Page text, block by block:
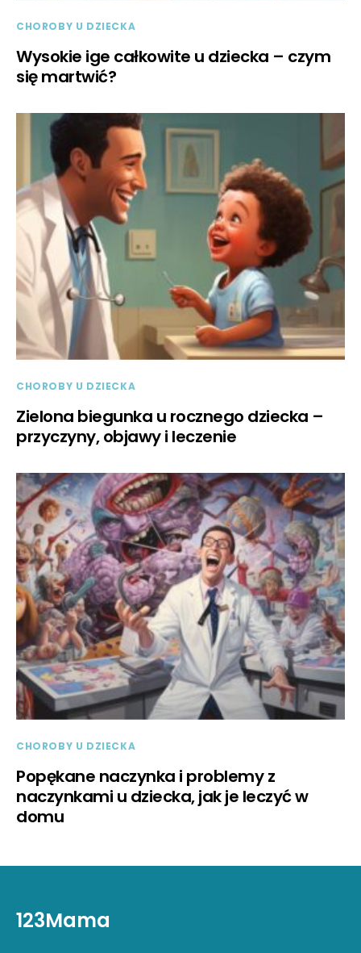
CHOROBY U DZIECKA
Wysokie ige całkowite u dziecka – czym
się martwić?
CHOROBY U DZIECKA
Zielona biegunka u rocznego dziecka –
przyczyny, objawy i leczenie
CHOROBY U DZIECKA
Popękane naczynka i problemy z
naczynkami u dziecka, jak je leczyć w
domu
123Mama